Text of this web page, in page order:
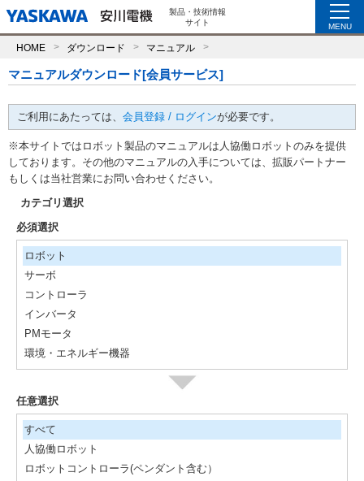
製品・技術情報
サイト
MENU
HOME ダウンロード マニュアル
マニュアルダウンロード[会員サービス]
ご利用にあたっては、 会員登録 / ログインが必要です。
※本サイトではロボット製品のマニュアルは人協働ロボットのみを提供
しております。その他のマニュアルの入手については、拡販パートナー
もしくは当社営業にお問い合わせください。
カテゴリ選択
必須選択
ロボット
サーボ
コントローラ
インバータ
PMモータ
環境・エネルギー機器
任意選択
すべて
人協働ロボット
ロボットコントローラ(ペンダント含む）